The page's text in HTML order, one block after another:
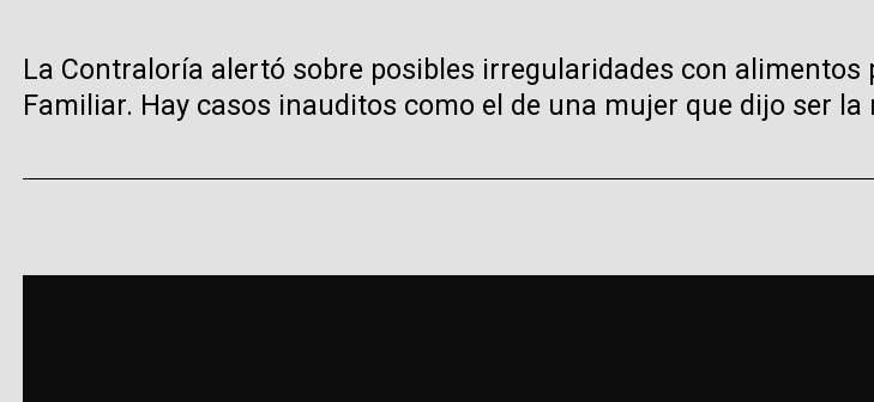
La Contraloría alertó sobre posibles irregularidades con
Familiar. Hay casos inauditos como el de una mujer que dijo ser la